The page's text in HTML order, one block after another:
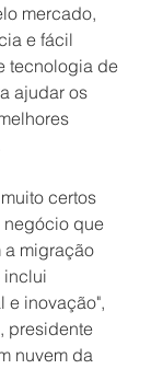
mercado,
e fácil
tecnologia de
ajudar os
certos
negócio que
a migração
inclui
e inovação",
presidente
nuvem da